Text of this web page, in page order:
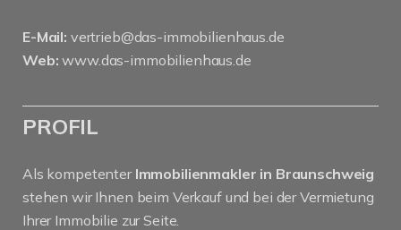
E-Mail: vertrieb@das-immobilienhaus.de
Web: www.das-immobilienhaus.de
PROFIL
Als kompetenter Immobilienmakler in Braunschweig
stehen wir Ihnen beim Verkauf und bei der Vermietung
Ihrer Immobilie zur Seite.